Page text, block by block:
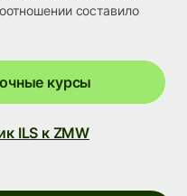
составило
курсы
ILS к ZMW